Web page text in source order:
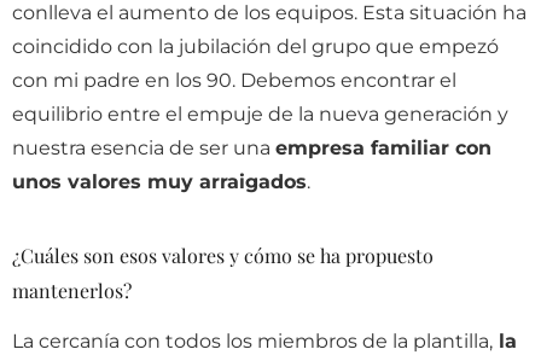
conlleva el aumento de los equipos. Esta situación ha
coincidido con la jubilación del grupo que empezó
con mi padre en los 90. Debemos encontrar el
equilibrio entre el empuje de la nueva generación y
nuestra esencia de ser una empresa familiar con
unos valores muy arraigados.
¿Cuáles son esos valores y cómo se ha propuesto
mantenerlos?
La cercanía con todos los miembros de la plantilla, la